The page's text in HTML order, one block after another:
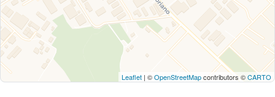
Leaflet | ©OpenStreetMapcontributors ©CARTO